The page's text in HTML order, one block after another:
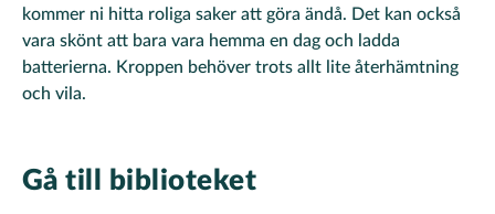
kommer ni hitta roliga saker att göra ändå. Det kan också
vara skönt att bara vara hemma en dag och ladda
batterierna. Kroppen behöver trots allt lite återhämtning
och vila.
Gå till biblioteket